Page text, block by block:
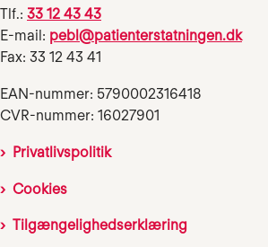
Tlf.: 33 12 43 43
E-mail: pebl@patienterstatningen.dk
Fax: 33 12 43 41
EAN-nummer: 5790002316418
CVR-nummer: 16027901
Privatlivspolitik
Cookies
Tilgængelighedserklæring